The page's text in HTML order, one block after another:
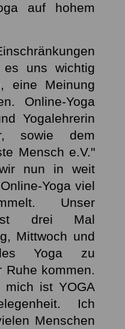
auf hohem
uns wichtig
eine Meinung
Online-Yoga
Yogalehrerin
sowie dem
Mensch e.V."
nun in weit
Yoga viel
Unser
ist drei Mal
Mittwoch und
Yoga zu
Ruhe kommen.
mich ist YOGA
Ich
Menschen